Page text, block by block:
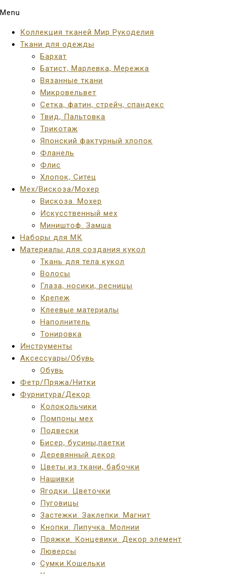
Menu
Коллекция тканей Мир Рукоделия
Ткани для одежды
Бархат
Батист, Марлевка, Мережка
Вязанные ткани
Микровельвет
Сетка, фатин, стрейч, спандекс
Твид, Пальтовка
Трикотаж
Японский фактурный хлопок
Фланель
Флис
Хлопок, Ситец
Мех/Вискоза/Мохер
Вискоза. Мохер
Искусственный мех
Миништоф. Замша
Наборы для МК
Материалы для создания кукол
Ткань для тела кукол
Волосы
Глаза, носики, ресницы
Крепеж
Клеевые материалы
Наполнитель
Тонировка
Инструменты
Аксессуары/Обувь
Обувь
Фетр/Пряжа/Нитки
Фурнитура/Декор
Колокольчики
Помпоны мех
Подвески
Бисер, бусины,паетки
Деревянный декор
Цветы из ткани, бабочки
Нашивки
Ягодки. Цветочки
Пуговицы
Застежки. Заклепки. Магнит
Кнопки. Липучка. Молнии
Пряжки. Концевики. Декор элемент
Люверсы
Сумки.Кошельки